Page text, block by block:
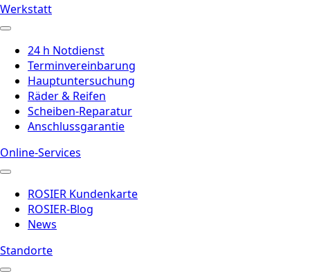
Werkstatt
24 h Notdienst
Terminvereinbarung
Hauptuntersuchung
Räder & Reifen
Scheiben-Reparatur
Anschlussgarantie
Online-Services
ROSIER Kundenkarte
ROSIER-Blog
News
Standorte